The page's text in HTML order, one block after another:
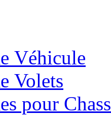
Véhicule
Volets
pour